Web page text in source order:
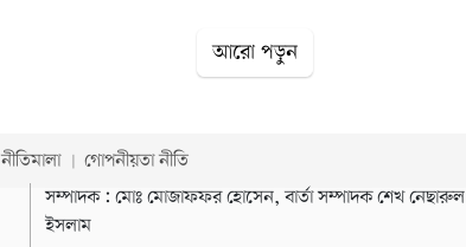
আরো পড়ুন
নীতিমালা
গোপনীয়তা নীতি
সম্পাদক : মোঃ মোজাফফর হোসেন, বার্তা সম্পাদক শেখ নেছারুল
ইসলাম